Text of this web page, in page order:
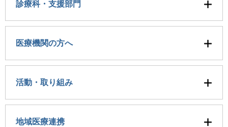
診療科・支援部門
医療機関の方へ
活動・取り組み
地域医療連携